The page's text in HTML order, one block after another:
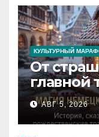
КУЛЬТУРНЫЙ
От
главной
домика!
АВГ 5, 2026